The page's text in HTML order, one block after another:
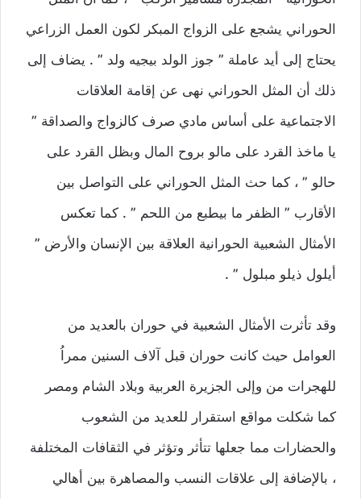
الحوراني يشجع على الزواج المبكر لكون العمل الزراعي
يحتاج إلى أيد عاملة ” جوز الولد بيجيه ولد ” . يضاف إلى
ذلك أن المثل الحوراني نهى عن إقامة العلاقات
الاجتماعية على أساس مادي صرف كالزواج والصداقة ”
يا ماخذ القرد على مالو بروح المال وبظل القرد على
حالو ” ، كما حث المثل الحوراني على التواصل بين
الأقارب ” الظفر ما بيطبع من اللحم ” . كما تعكس
الأمثال الشعبية الحورانية العلاقة بين الإنسان والأرض ”
أيلول ذيلو مبلول ” .
وقد تأثرت الأمثال الشعبية في حوران بالعديد من
العوامل حيث كانت حوران قبل آلاف السنين ممراُ
للهجرات من وإلى الجزيرة العربية وبلاد الشام ومصر
كما شكلت مواقع استقرار للعديد من الشعوب
والحضارات مما جعلها تتأثر وتؤثر في الثقافات المختلفة
، بالإضافة إلى علاقات النسب والمصاهرة بين أهالي